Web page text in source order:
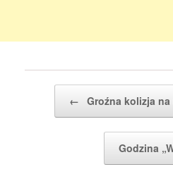
← Groźna kolizja
Godzina